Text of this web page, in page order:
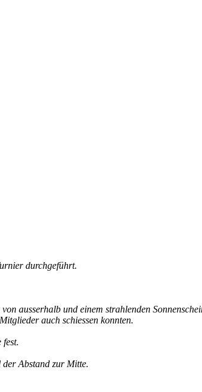
durchgeführt.
ausserhalb und einem strahlenden
auch schiessen konnten.
fest.
Abstand zur Mitte.